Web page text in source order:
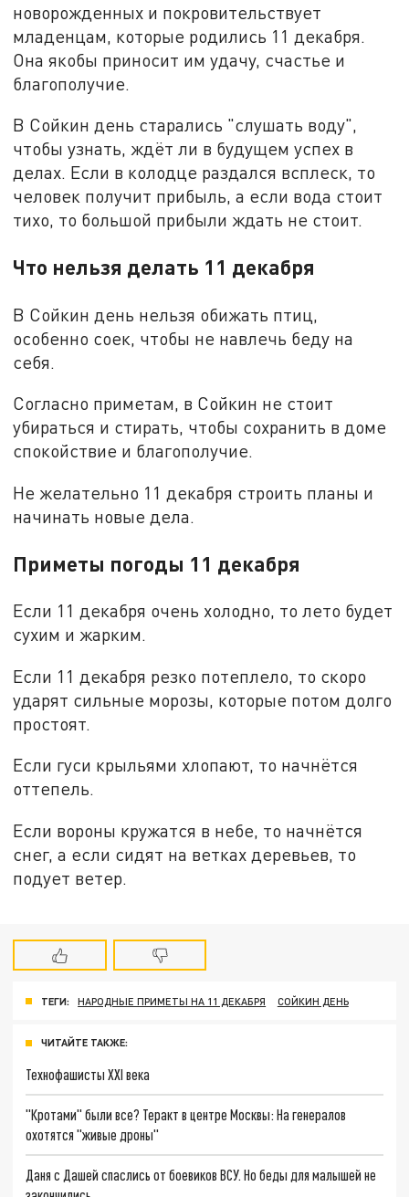
новорожденных и покровительствует
младенцам, которые родились 11 декабря.
Она якобы приносит им удачу, счастье и
благополучие.
В Сойкин день старались "слушать воду",
чтобы узнать, ждёт ли в будущем успех в
делах. Если в колодце раздался всплеск, то
человек получит прибыль, а если вода стоит
тихо, то большой прибыли ждать не стоит.
Что нельзя делать 11 декабря
В Сойкин день нельзя обижать птиц,
особенно соек, чтобы не навлечь беду на
себя.
Согласно приметам, в Сойкин не стоит
убираться и стирать, чтобы сохранить в доме
спокойствие и благополучие.
Не желательно 11 декабря строить планы и
начинать новые дела.
Приметы погоды 11 декабря
Если 11 декабря очень холодно, то лето будет
сухим и жарким.
Если 11 декабря резко потеплело, то скоро
ударят сильные морозы, которые потом долго
простоят.
Если гуси крыльями хлопают, то начнётся
оттепель.
Если вороны кружатся в небе, то начнётся
снег, а если сидят на ветках деревьев, то
подует ветер.
ТЕГИ: НАРОДНЫЕ ПРИМЕТЫ НА 11 ДЕКАБРЯ СОЙКИН ДЕНЬ
ЧИТАЙТЕ ТАКЖЕ:
Технофашисты XXI века
"Кротами" были все? Теракт в центре Москвы: На генералов
охотятся "живые дроны"
Даня с Дашей спаслись от боевиков ВСУ. Но беды для малышей не